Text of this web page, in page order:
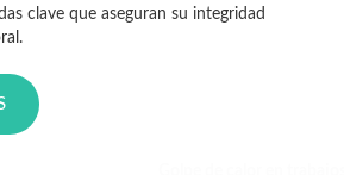
clave que aseguran su integridad